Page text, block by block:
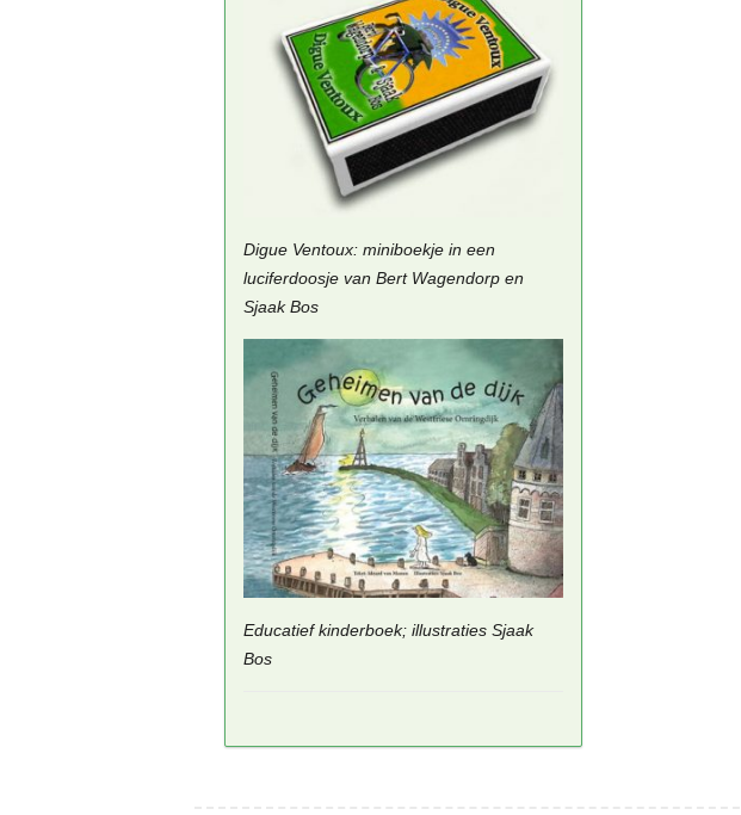
Digue Ventoux: miniboekje in een
luciferdoosje van Bert Wagendorp en
Sjaak Bos
Educatief kinderboek; illustraties Sjaak
Bos